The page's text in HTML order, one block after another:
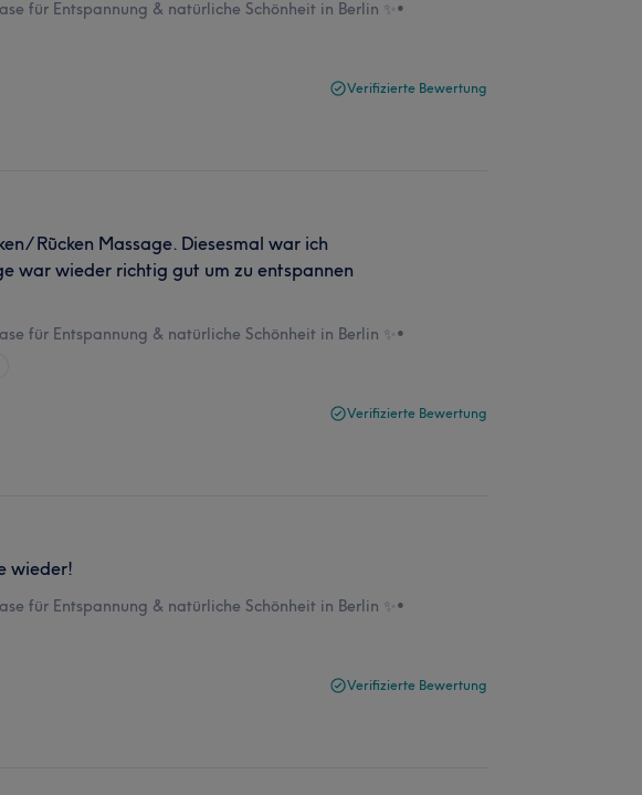
für Entspannung & natürliche Schönheit in Berlin ✨ •
Verifizierte Bewertung
Rũcken Massage. Diesesmal war ich
war wieder richtig gut um zu entspannen
für Entspannung & natürliche Schönheit in Berlin ✨ •
Verifizierte Bewertung
wieder!
für Entspannung & natürliche Schönheit in Berlin ✨ •
Verifizierte Bewertung